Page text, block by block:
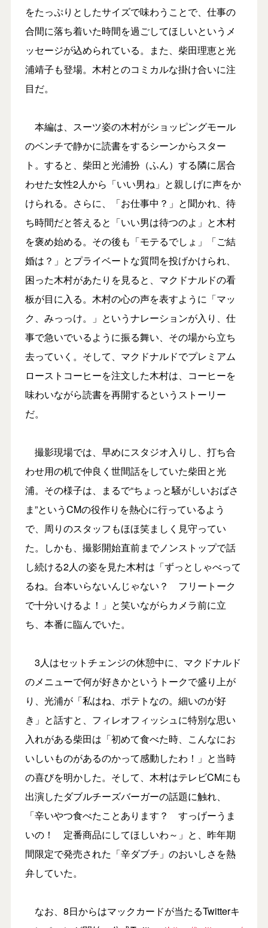
をたっぷりとしたサイズで味わうことで、仕事の
合間に落ち着いた時間を過ごしてほしいというメ
ッセージが込められている。また、柴田理恵と光
浦靖子も登場。木村とのコミカルな掛け合いに注
目だ。
本編は、スーツ姿の木村がショッピングモール
のベンチで静かに読書をするシーンからスター
ト。すると、柴田と光浦扮（ふん）する隣に居合
わせた女性2人から「いい男ね」と親しげに声をか
けられる。さらに、「お仕事中？」と聞かれ、待
ち時間だと答えると「いい男は待つのよ」と木村
を褒め始める。その後も「モテるでしょ」「ご結
婚は？」とプライベートな質問を投げかけられ、
困った木村があたりを見ると、マクドナルドの看
板が目に入る。木村の心の声を表すように「マッ
ク、みっっけ。」というナレーションが入り、仕
事で急いでいるように振る舞い、その場から立ち
去っていく。そして、マクドナルドでプレミアム
ローストコーヒーを注文した木村は、コーヒーを
味わいながら読書を再開するというストーリー
だ。
撮影現場では、早めにスタジオ入りし、打ち合
わせ用の机で仲良く世間話をしていた柴田と光
浦。その様子は、まるで“ちょっと騒がしいおばさ
ま”というCMの役作りを熱心に行っているよう
で、周りのスタッフもほほ笑ましく見守ってい
た。しかも、撮影開始直前までノンストップで話
し続ける2人の姿を見た木村は「ずっとしゃべって
るね。台本いらないんじゃない？ フリートーク
で十分いけるよ！」と笑いながらカメラ前に立
ち、本番に臨んでいた。
3人はセットチェンジの休憩中に、マクドナルド
のメニューで何が好きかというトークで盛り上が
り、光浦が「私はね、ポテトなの。細いのが好
き」と話すと、フィレオフィッシュに特別な思い
入れがある柴田は「初めて食べた時、こんなにお
いしいものがあるのかって感動したわ！」と当時
の喜びを明かした。そして、木村はテレビCMにも
出演したダブルチーズバーガーの話題に触れ、
「辛いやつ食べたことあります？ すっげーうま
いの！ 定番商品にしてほしいわ～」と、昨年期
間限定で発売された「辛ダブチ」のおいしさを熱
弁していた。
なお、8日からはマックカードが当たるTwitterキ